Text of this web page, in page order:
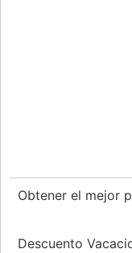
Obtener el mejor
Descuento